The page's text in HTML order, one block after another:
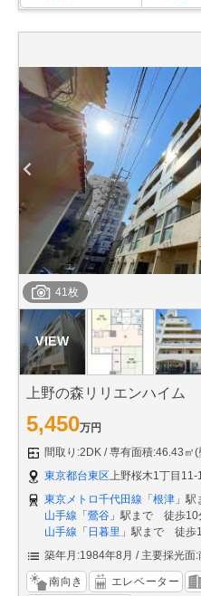
41枚
上野の森リリエンハイム
5,450万円
間取り:2DK
専有面積:46.43㎡(
東京都台東区 上野桜木1丁目11-
東京メトロ千代田線 「根津 」
山手線 「鶯谷 」駅まで 徒歩10
山手線 「 日暮里 」駅まで 徒歩
築年月:1984年8月
主要採光面:
南向き エレベーター